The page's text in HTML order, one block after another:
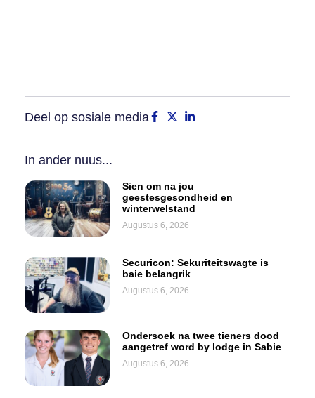
Deel op sosiale media
In ander nuus...
Sien om na jou
geestesgesondheid en
winterwelstand
Augustus 6, 2026
Securicon: Sekuriteitswagte is
baie belangrik
Augustus 6, 2026
Ondersoek na twee tieners dood
aangetref word by lodge in Sabie
Augustus 6, 2026